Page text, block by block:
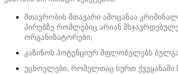
მთავრობის მთავარი ამოცანაა
პირებზე რომლებიც არიან
ორგანიზატორები;
კაზინოს პოტენციურ მფლობელებს
უცხოელები, რომელთაც სურთ ქვეყანაში